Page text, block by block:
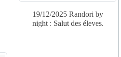
19/12/2025 Randori by
night : Salut des éleves.